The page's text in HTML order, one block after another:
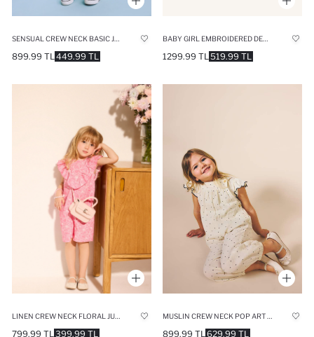
SENSUAL CREW NECK BASIC JUMPSUIT
449.99 TL
899.99 TL
BABY GIRL EMBROIDERED DENIM JUMPSUIT
519.99 TL
1299.99 TL
399.99 TL
799.99 TL 629.99 TL
899.99 TL